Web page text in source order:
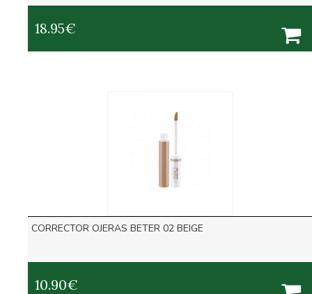
18.95€
CORRECTOR OJERAS BETER 02 BEIGE
10.90€